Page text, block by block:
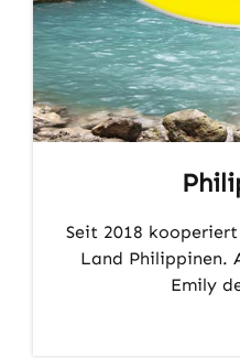
Seit 2018
Land Philippinen.
Emily